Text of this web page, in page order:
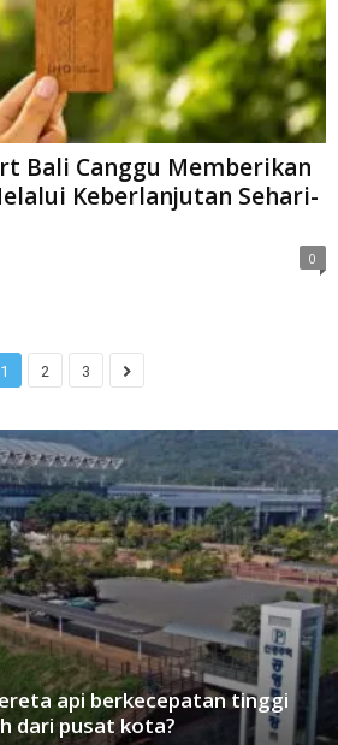
Bali Canggu Memberikan
Keberlanjutan Sehari-
0
1 2 3
api berkecepatan tinggi
dari pusat kota?